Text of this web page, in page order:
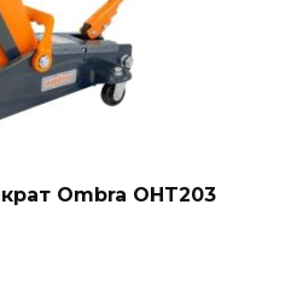
Ombra OHT203